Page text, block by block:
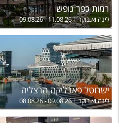
רמות כפר נופש
לינה וא.בוקר 09.08.26 - 11.08.26
ישרוטל פאבליקה הרצליה
לינה וא.בוקר 08.08.26 - 09.08.26